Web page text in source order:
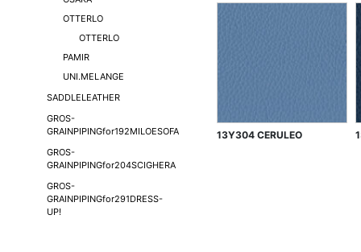
13Y304 CERULEO
OTTERLO
OTTERLO
PAMIR
UNI.MELANGE
SADDLELEATHER
GROS-
GRAINPIPINGfor192MILOESOFA
GROS-
GRAINPIPINGfor204SCIGHERA
GROS-
GRAINPIPINGfor291DRESS-
UP!